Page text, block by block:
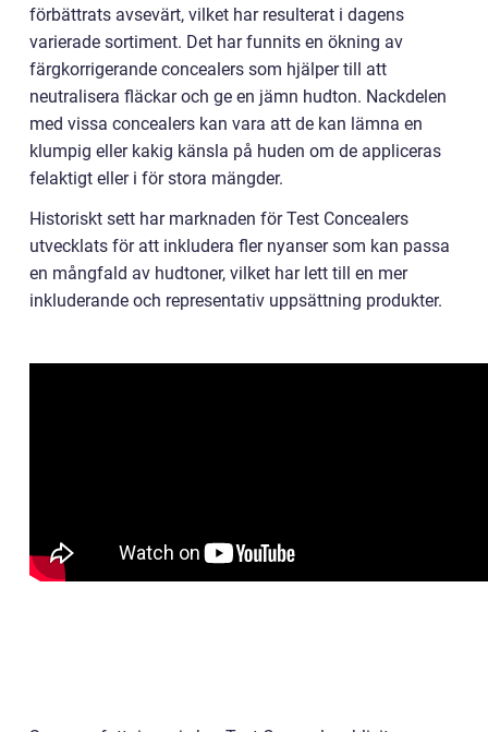
förbättrats avsevärt, vilket har resulterat i dagens
varierade sortiment. Det har funnits en ökning av
färgkorrigerande concealers som hjälper till att
neutralisera fläckar och ge en jämn hudton. Nackdelen
med vissa concealers kan vara att de kan lämna en
klumpig eller kakig känsla på huden om de appliceras
felaktigt eller i för stora mängder.
Historiskt sett har marknaden för Test Concealers
utvecklats för att inkludera fler nyanser som kan passa
en mångfald av hudtoner, vilket har lett till en mer
inkluderande och representativ uppsättning produkter.